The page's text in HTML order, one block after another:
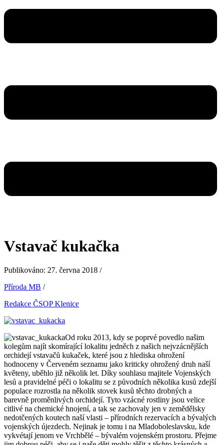
Vstavač kukačka
Publikováno: 27. června 2018 /
Příroda MB /
Redakce ČSOP Klenice
Od roku 2013, kdy se poprvé povedlo našim
kolegům najít skomírající lokalitu jedněch z našich nejvzácnějších
orchidejí vstavačů kukaček, které jsou z hlediska ohrožení
hodnoceny v Červeném seznamu jako kriticky ohrožený druh naší
květeny, uběhlo již několik let. Díky souhlasu majitele Vojenských
lesů a pravidelné péči o lokalitu se z původních několika kusů zdejší
populace rozrostla na několik stovek kusů těchto drobných a
barevně proměnlivých orchidejí. Tyto vzácné rostliny jsou velice
citlivé na chemické hnojení, a tak se zachovaly jen v zemědělsky
nedotčených koutech naší vlasti – přírodních rezervacích a bývalých
vojenských újezdech. Nejinak je tomu i na Mladoboleslavsku, kde
vykvétají jenom ve Vrchbělé – bývalém vojenském prostoru. Přejme